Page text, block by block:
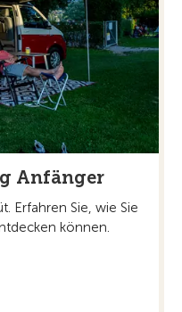
Anfänger
Erfahren Sie, wie Sie
können.